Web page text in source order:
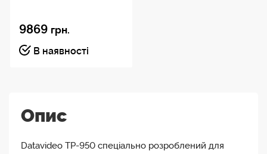
9869 грн.
В наявності
Опис
Datavideo TP-950 спеціально розроблений для